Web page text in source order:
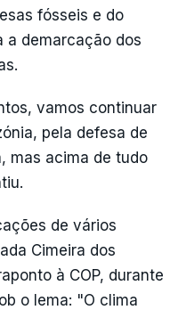
fósseis e do
a demarcação dos
vamos continuar
pela defesa de
mas acima de tudo
de vários
Cimeira dos
à COP, durante
o lema: "O clima